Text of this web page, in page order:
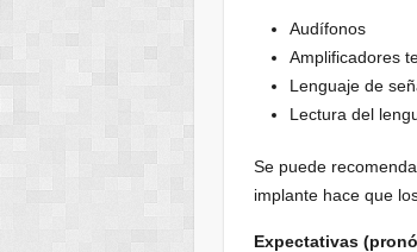
Audífonos
Amplificadores
Lenguaje de
Lectura del
Se puede
implante hace que
Expectativas